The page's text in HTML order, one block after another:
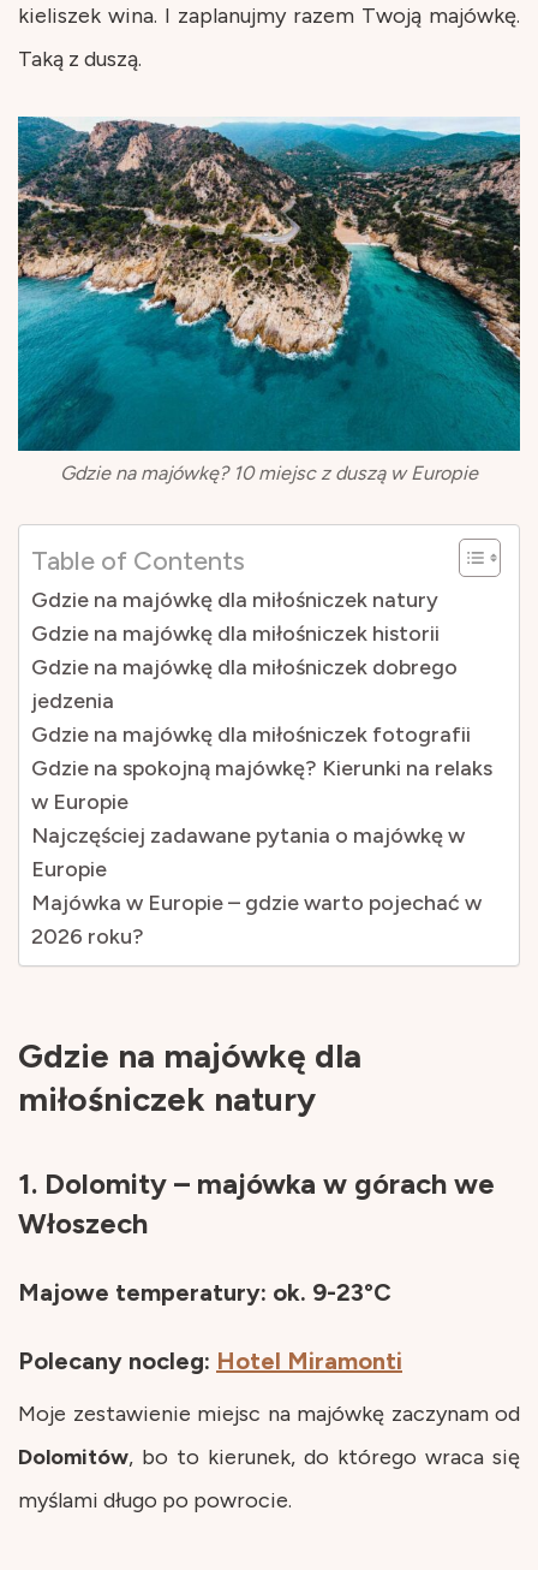
kieliszek wina. I zaplanujmy razem Twoją majówkę.
Taką z duszą.
Gdzie na majówkę? 10 miejsc z duszą w Europie
Table of Contents
Gdzie na majówkę dla miłośniczek natury
Gdzie na majówkę dla miłośniczek historii
Gdzie na majówkę dla miłośniczek dobrego
jedzenia
Gdzie na majówkę dla miłośniczek fotografii
Gdzie na spokojną majówkę? Kierunki na relaks
w Europie
Najczęściej zadawane pytania o majówkę w
Europie
Majówka w Europie – gdzie warto pojechać w
2026 roku?
Gdzie na majówkę dla
miłośniczek natury
1. Dolomity – majówka w górach we
Włoszech
Majowe temperatury: ok. 9-23°C
Polecany nocleg: Hotel Miramonti
Moje zestawienie miejsc na majówkę zaczynam od
Dolomitów, bo to kierunek, do którego wraca się
myślami długo po powrocie.